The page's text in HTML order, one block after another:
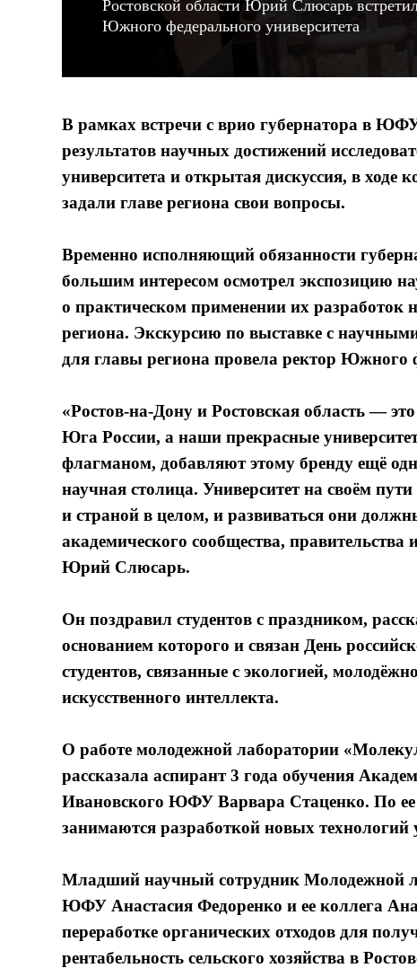
Ростовской области Юрий Слюсарь
Южного федерального университета
В рамках встречи с врио губернатора в
результатов научных достижений
университета и открытая дискуссия, в ходе
задали главе региона свои вопросы.
Временно исполняющий обязанности
большим интересом осмотрел экспозицию
о практическом применении их разработок
региона. Экскурсию по выставке с
для главы региона провела ректор Южного
«Ростов-на-Дону и Ростовская область —
Юга России, а наши прекрасные
флагманом, добавляют этому бренду ещё
научная столица. Университет на своём
и страной в целом, и развиваться они
академического сообщества,
Юрий Слюсарь.
Он поздравил студентов с праздником,
основанием которого и связан День
студентов, связанные с экологией,
искусственного интеллекта.
О работе молодежной лаборатории
рассказала аспирант 3 года обучения
Ивановского ЮФУ Варвара Стаценко. По
занимаются разработкой новых
Младший научный сотрудник Молодежной
ЮФУ Анастасия Федоренко и ее коллега
переработке органических отходов для
рентабельность сельского хозяйства в